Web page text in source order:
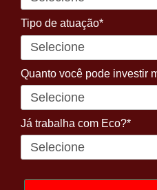
Tipo de atuação*
Quanto você pode investir
Já trabalha com Eco?*